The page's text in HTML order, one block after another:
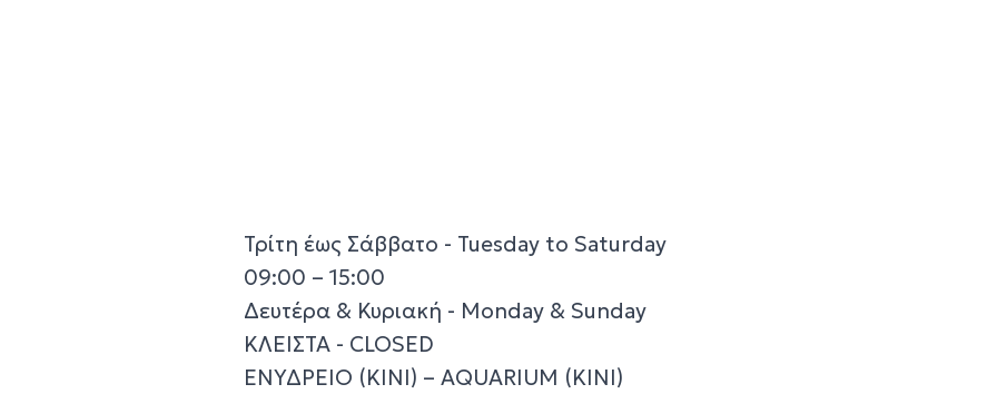
Τρίτη έως Σάββατο - Tuesday to Saturday
09:00 – 15:00
Δευτέρα & Κυριακή - Monday & Sunday
ΚΛΕΙΣΤΑ - CLOSED
ΕΝΥΔΡΕΙΟ (ΚΙΝΙ) – AQUARIUM (ΚΙΝΙ)